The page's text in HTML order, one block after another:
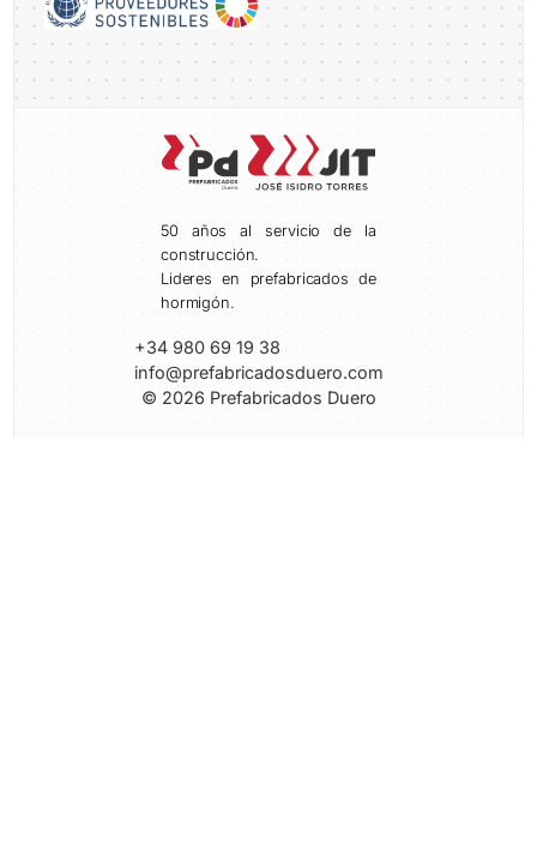
50 años al servicio de la
construcción.
Lideres en prefabricados de
hormigón.
+34 980 69 19 38
info@prefabricadosduero.com
© 2026 Prefabricados Duero